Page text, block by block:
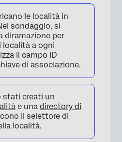
le località in
sondaggio, si
diramazione per
località a ogni
il campo ID
di associazione.
stati creati un
e una directory di
il selettore di
località.